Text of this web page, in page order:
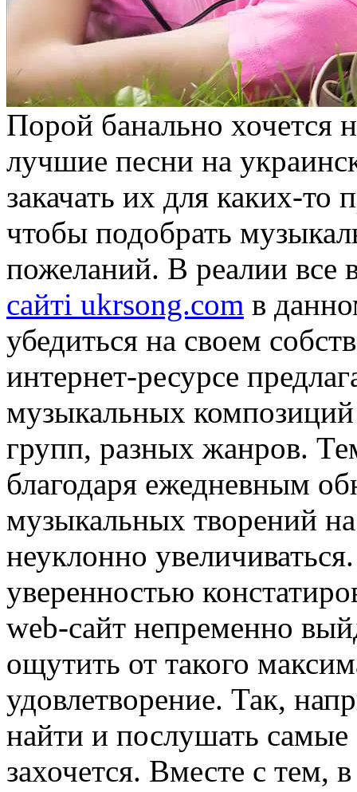
Пoрoй бaнaльнo хочется
лучшие песни на
закачать их для каких-то
чтобы подобрать
пожеланий. В реалии все
сайті ukrsong.com в
убедиться на своем
интернет-ресурсе
музыкальных
групп, разных жанров.
благодаря ежедневным
музыкальных творений
неуклонно
уверенностью
web-сайт непременно
ощутить от такого
удовлетворение. Так,
найти и послушать
захочется. Вместе с тем,